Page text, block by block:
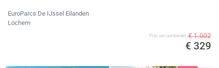
EuroParcs De IJssel Eilanden
Lochem
Prijs van aanbieder € 1.002
€ 329